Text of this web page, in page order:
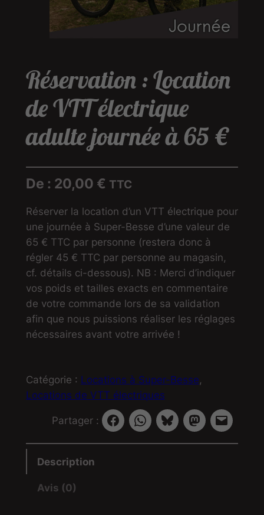
Réservation : Location
de VTT électrique
adulte journée à 65 €
De : 20,00 € TTC
Réserver la location d’un VTT électrique pour
une journée à Super-Besse d’une valeur de
65 € TTC par personne (restera donc à
régler 45 € TTC par personne au magasin,
cf. détails ci-dessous). NB : Merci d’indiquer
vos poids et tailles exacts en commentaire
de votre commande lors de sa validation
afin que nous puissions réaliser les réglages
nécessaires avant votre arrivée !
Catégorie : Locations à Super-Besse
Locations de VTT électriques
Partager :
Description
Avis (0)